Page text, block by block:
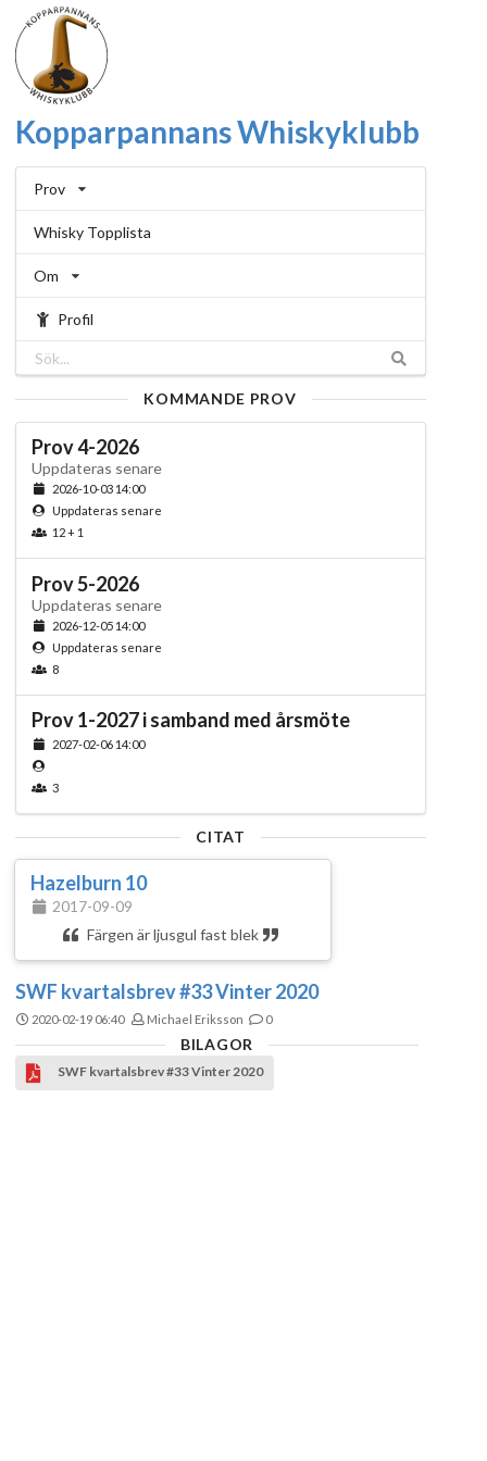
Kopparpannans Whiskyklubb
Prov
Whisky Topplista
Om
Profil
KOMMANDE PROV
Prov 4-2026
Uppdateras senare
2026-10-03 14:00
Uppdateras senare
12 + 1
Prov 5-2026
Uppdateras senare
2026-12-05 14:00
Uppdateras senare
8
Prov 1-2027 i samband med årsmöte
2027-02-06 14:00
3
CITAT
Hazelburn 10
2017-09-09
Färgen är ljusgul fast blek
SWF kvartalsbrev #33 Vinter 2020
2020-02-19 06:40 Michael Eriksson 0
BILAGOR
SWF kvartalsbrev #33 Vinter 2020